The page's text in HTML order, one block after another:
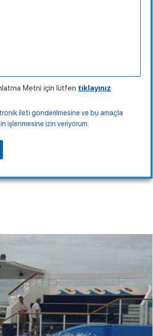
Metni için lütfen tıklayınız
ileti gönderilmesine ve bu amaçla
işlenmesine izin veriyorum.